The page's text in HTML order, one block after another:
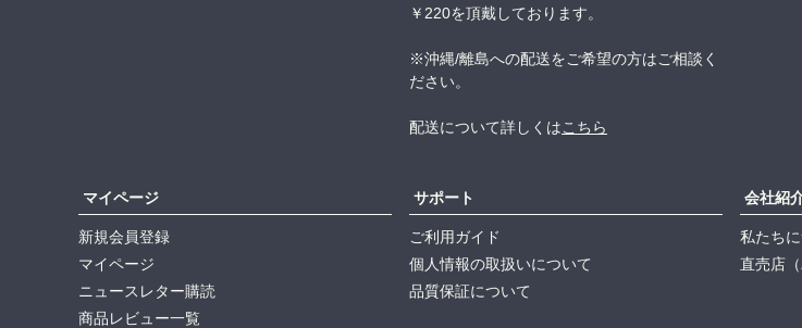
￥220を頂戴しております。
※沖縄/離島への配送をご希望の方はご相談く
ださい。
配送について詳しくはこちら
マイページ
新規会員登録
マイページ
ニュースレター購読
商品レビュー一覧
サポート
ご利用ガイド
個人情報の取扱いについて
品質保証について
会社紹
私たち
直売店（